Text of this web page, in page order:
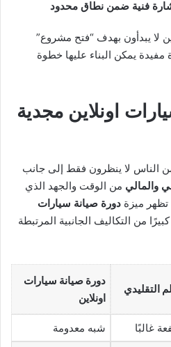
فنية ضمن نطاق محدود
لا يبدأون بهدف “فتح مشروع”
يمكن البناء عليها خطوة
اونلاين مجدية
الناس لا ينظرون فقط إلى جانب
والمالي من الوقت والجهد الذي
ميزة دورة صيانة سيارات
من التكاليف الجانبية المرتبطة
التقليدي
دورة صيانة سيارات
اونلاين
غالبًا شبه معدومة